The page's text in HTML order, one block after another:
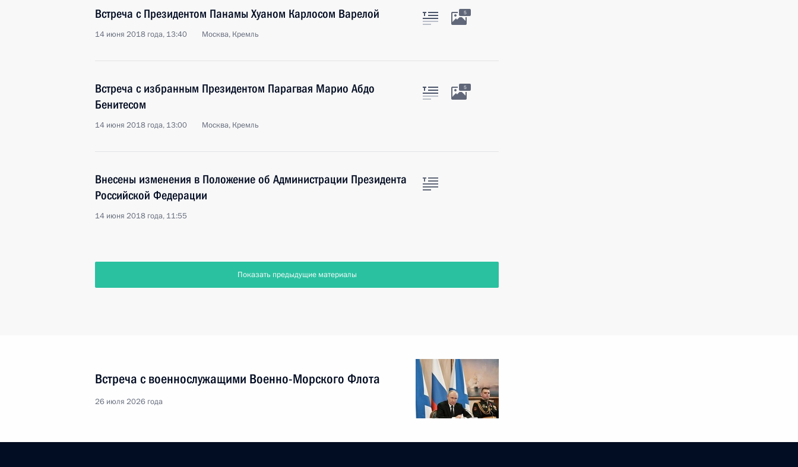
Встреча с Президентом Панамы Хуаном Карлосом Варелой
14 июня 2018 года, 13:40 Москва, Кремль
5
Встреча с избранным Президентом Парагвая Марио Абдо
Бенитесом
14 июня 2018 года, 13:00 Москва, Кремль
5
Внесены изменения в Положение об Администрации Президента
Российской Федерации
14 июня 2018 года, 11:55
Показать предыдущие материалы
Встреча с военнослужащими Военно-Морского Флота
26 июля 2026 года